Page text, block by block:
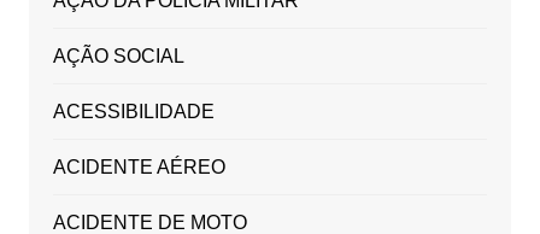
AÇÃO SOCIAL
ACESSIBILIDADE
ACIDENTE AÉREO
ACIDENTE DE MOTO